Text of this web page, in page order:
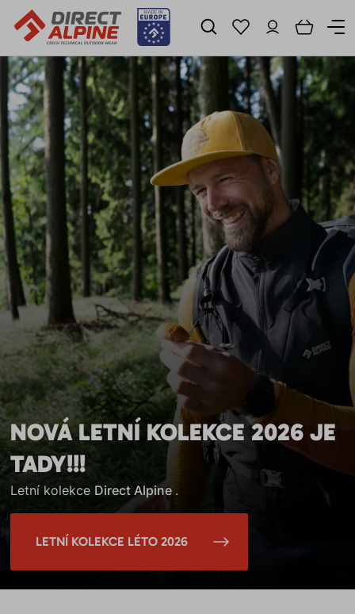
NOVÁ LETNÍ KOLEKCE 2026 JE
TADY!!!
Letní kolekce Direct Alpine .
LETNÍ KOLEKCE LÉTO 2026